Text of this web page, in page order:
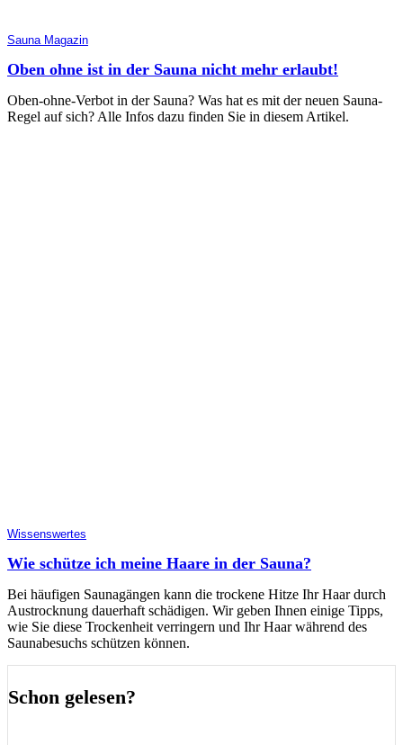
Sauna Magazin
Oben ohne ist in der Sauna nicht mehr erlaubt!
Oben-ohne-Verbot in der Sauna? Was hat es mit der neuen Sauna-
Regel auf sich? Alle Infos dazu finden Sie in diesem Artikel.
Wissenswertes
Wie schütze ich meine Haare in der Sauna?
Bei häufigen Saunagängen kann die trockene Hitze Ihr Haar durch
Austrocknung dauerhaft schädigen. Wir geben Ihnen einige Tipps,
wie Sie diese Trockenheit verringern und Ihr Haar während des
Saunabesuchs schützen können.
Schon gelesen?